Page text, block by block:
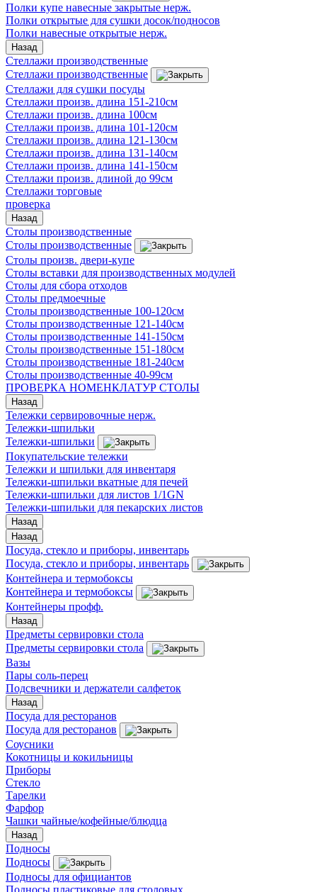
Полки купе навесные закрытые нерж.
Полки открытые для сушки досок/подносов
Полки навесные открытые нерж.
Назад
Стеллажи производственные
Стеллажи производственные
Стеллажи для сушки посуды
Стеллажи произв. длина 151-210см
Стеллажи произв. длина 100см
Стеллажи произв. длина 101-120см
Стеллажи произв. длина 121-130см
Стеллажи произв. длина 131-140см
Стеллажи произв. длина 141-150см
Стеллажи произв. длиной до 99см
Стеллажи торговые
проверка
Назад
Столы производственные
Столы производственные
Столы произв. двери-купе
Столы вставки для производственных модулей
Столы для сбора отходов
Столы предмоечные
Столы производственные 100-120см
Столы производственные 121-140см
Столы производственные 141-150см
Столы производственные 151-180см
Столы производственные 181-240см
Столы производственные 40-99см
ПРОВЕРКА НОМЕНКЛАТУР СТОЛЫ
Назад
Тележки сервировочные нерж.
Тележки-шпильки
Тележки-шпильки
Покупательские тележки
Тележки и шпильки для инвентаря
Тележки-шпильки вкатные для печей
Тележки-шпильки для листов 1/1GN
Тележки-шпильки для пекарских листов
Назад
Назад
Посуда, стекло и приборы, инвентарь
Посуда, стекло и приборы, инвентарь
Контейнера и термобоксы
Контейнера и термобоксы
Контейнеры профф.
Назад
Предметы сервировки стола
Предметы сервировки стола
Вазы
Пары соль-перец
Подсвечники и держатели салфеток
Назад
Посуда для ресторанов
Посуда для ресторанов
Соусники
Кокотницы и кокильницы
Приборы
Стекло
Тарелки
Фарфор
Чашки чайные/кофейные/блюдца
Назад
Подносы
Подносы
Подносы для официантов
Подносы пластиковые для столовых